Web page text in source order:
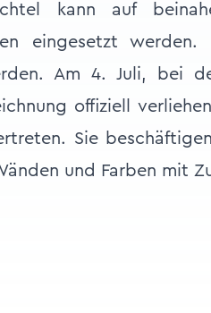
kann auf
eingesetzt
Am 4. Juli, bei
offiziell
Sie
und Farben mit